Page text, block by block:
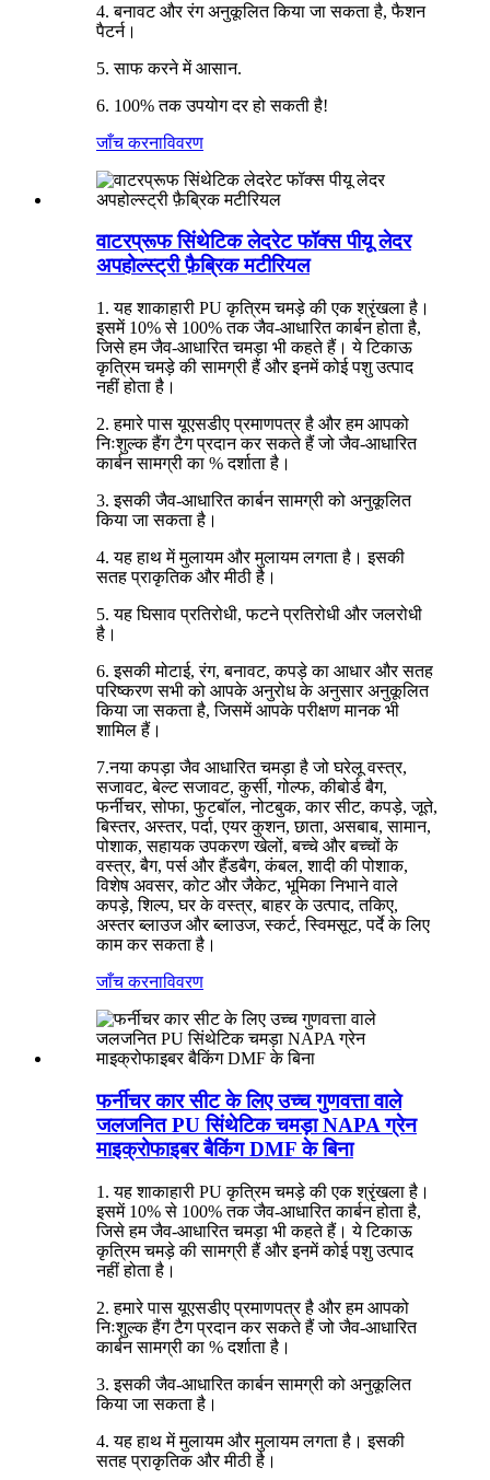
4. बनावट और रंग अनुकूलित किया जा सकता है, फैशन
पैटर्न।
5. साफ करने में आसान.
6. 100% तक उपयोग दर हो सकती है!
जाँच करनाविवरण
वाटरप्रूफ सिंथेटिक लेदरेट फॉक्स पीयू लेदर
अपहोल्स्ट्री फ़ैब्रिक मटीरियल
1. यह शाकाहारी PU कृत्रिम चमड़े की एक श्रृंखला है।
इसमें 10% से 100% तक जैव-आधारित कार्बन होता है,
जिसे हम जैव-आधारित चमड़ा भी कहते हैं। ये टिकाऊ
कृत्रिम चमड़े की सामग्री हैं और इनमें कोई पशु उत्पाद
नहीं होता है।
2. हमारे पास यूएसडीए प्रमाणपत्र है और हम आपको
निःशुल्क हैंग टैग प्रदान कर सकते हैं जो जैव-आधारित
कार्बन सामग्री का % दर्शाता है।
3. इसकी जैव-आधारित कार्बन सामग्री को अनुकूलित
किया जा सकता है।
4. यह हाथ में मुलायम और मुलायम लगता है। इसकी
सतह प्राकृतिक और मीठी है।
5. यह घिसाव प्रतिरोधी, फटने प्रतिरोधी और जलरोधी
है।
6. इसकी मोटाई, रंग, बनावट, कपड़े का आधार और सतह
परिष्करण सभी को आपके अनुरोध के अनुसार अनुकूलित
किया जा सकता है, जिसमें आपके परीक्षण मानक भी
शामिल हैं।
7.नया कपड़ा जैव आधारित चमड़ा है जो घरेलू वस्त्र,
सजावट, बेल्ट सजावट, कुर्सी, गोल्फ, कीबोर्ड बैग,
फर्नीचर, सोफा, फुटबॉल, नोटबुक, कार सीट, कपड़े, जूते,
बिस्तर, अस्तर, पर्दा, एयर कुशन, छाता, असबाब, सामान,
पोशाक, सहायक उपकरण खेलों, बच्चे और बच्चों के
वस्त्र, बैग, पर्स और हैंडबैग, कंबल, शादी की पोशाक,
विशेष अवसर, कोट और जैकेट, भूमिका निभाने वाले
कपड़े, शिल्प, घर के वस्त्र, बाहर के उत्पाद, तकिए,
अस्तर ब्लाउज और ब्लाउज, स्कर्ट, स्विमसूट, पर्दे के लिए
काम कर सकता है।
जाँच करनाविवरण
फर्नीचर कार सीट के लिए उच्च गुणवत्ता वाले
जलजनित PU सिंथेटिक चमड़ा NAPA ग्रेन
माइक्रोफाइबर बैकिंग DMF के बिना
1. यह शाकाहारी PU कृत्रिम चमड़े की एक श्रृंखला है।
इसमें 10% से 100% तक जैव-आधारित कार्बन होता है,
जिसे हम जैव-आधारित चमड़ा भी कहते हैं। ये टिकाऊ
कृत्रिम चमड़े की सामग्री हैं और इनमें कोई पशु उत्पाद
नहीं होता है।
2. हमारे पास यूएसडीए प्रमाणपत्र है और हम आपको
निःशुल्क हैंग टैग प्रदान कर सकते हैं जो जैव-आधारित
कार्बन सामग्री का % दर्शाता है।
3. इसकी जैव-आधारित कार्बन सामग्री को अनुकूलित
किया जा सकता है।
4. यह हाथ में मुलायम और मुलायम लगता है। इसकी
सतह प्राकृतिक और मीठी है।